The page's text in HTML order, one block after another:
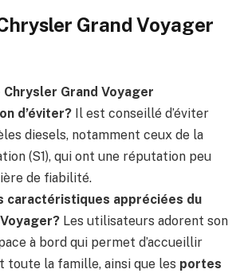
Grand Voyager
Grand Voyager
d’éviter? Il est conseillé d’éviter
diesels, notamment ceux de la
(S1), qui ont une réputation peu
de fiabilité.
caractéristiques appréciées du
Les utilisateurs adorent son
à bord qui permet d’accueillir
la famille, ainsi que les portes